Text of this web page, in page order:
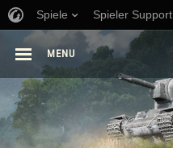
Spiele Spieler Support
MENU